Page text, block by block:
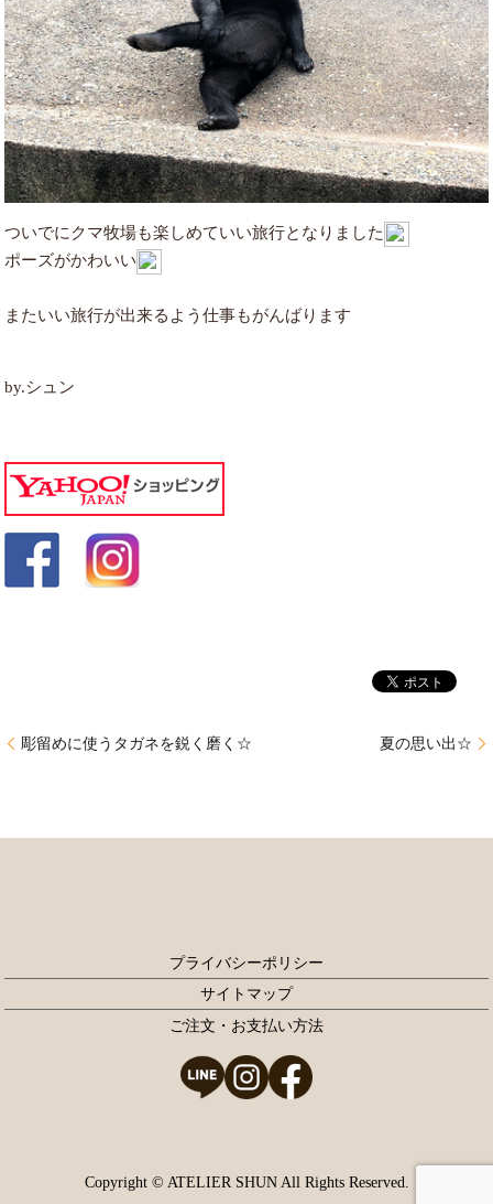
ついでにクマ牧場も楽しめていい旅行となりました
ポーズがかわいい
またいい旅行が出来るよう仕事もがんばります
by.シュン
彫留めに使うタガネを鋭く磨く☆ 夏の思い出☆
プライバシーポリシー
サイトマップ
ご注文・お支払い方法
Copyright © ATELIER SHUN All Rights Reserved.